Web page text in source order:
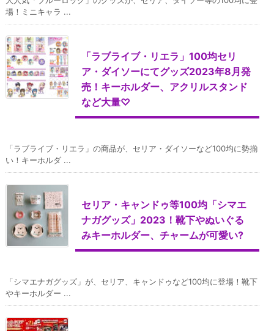
場！ミニキャラ ...
「ラブライブ・リエラ」100均セリ
ア・ダイソーにてグッズ2023年8月発
売！キーホルダー、アクリルスタンド
など大量♡
「ラブライブ・リエラ」の商品が、セリア・ダイソーなど100均に勢揃
い！キーホルダ ...
セリア・キャンドゥ等100均「シマエ
ナガグッズ」2023！靴下やぬいぐる
みキーホルダー、チャームが可愛い?
「シマエナガグッズ」が、セリア、キャンドゥなど100均に登場！靴下
やキーホルダー ...